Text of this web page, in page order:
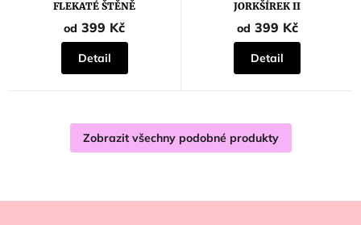
FLEKATÉ ŠTĚNĚ
od 399 Kč
Detail
JORKŠÍREK II
od 399 Kč
Detail
Zobrazit všechny podobné produkty